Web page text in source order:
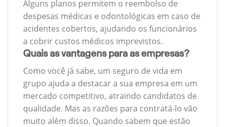
Alguns planos permitem o reembolso de
despesas médicas e odontológicas em caso de
acidentes cobertos, ajudando os funcionários
a cobrir custos médicos imprevistos.
Quais as vantagens para as empresas?
Como você já sabe, um seguro de vida em
grupo ajuda a destacar a sua empresa em um
mercado competitivo, atraindo candidatos de
qualidade. Mas as razões para contratá-lo vão
muito além disso. Quando sabem que estão